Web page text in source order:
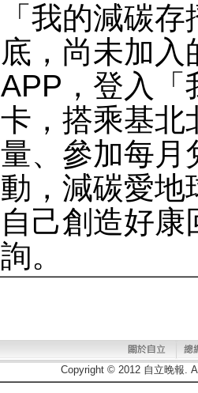
「我的減碳
底，尚未加
APP，登入「
卡，搭乘基北
量、參加每月
動，減碳愛地
自己創造好
詢。
Copyright © 2012 自立晚報.